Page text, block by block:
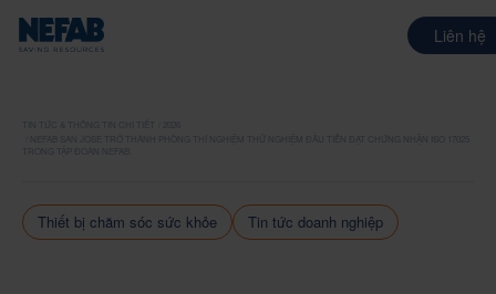
Liên hệ
NEFAB SAN JOSE TRỞ THÀNH PHÒNG THÍ NGHIỆM THỬ NGHIỆM ĐẦU TIÊN ĐẠT CHỨNG NHẬN ISO 17025
TRONG TẬP ĐOÀN NEFAB.
Thiết bị chăm sóc sức khỏe Tin tức doanh nghiệp